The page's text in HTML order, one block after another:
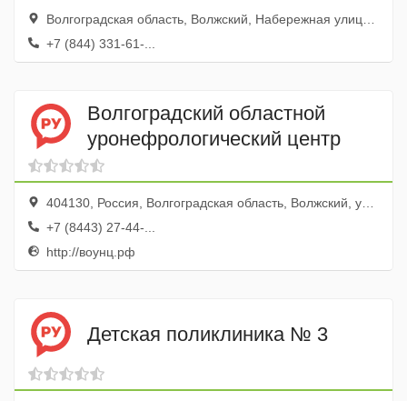
подразделение № 4
Волгоградская область, Волжский, Набережная улица, 55
+7 (844) 331-61-...
Волгоградский областной
уронефрологический центр
404130, Россия, Волгоградская область, Волжский, улица имени Генерала Карбышева, 86
+7 (8443) 27-44-...
http://воунц.рф
Детская поликлиника № 3